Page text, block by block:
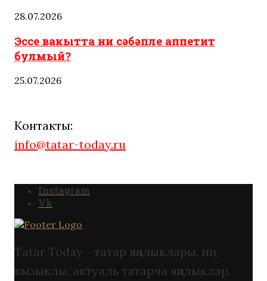
28.07.2026
Эссе вакытта ни сәбәпле аппетит
булмый?
25.07.2026
Контакты:
info@tatar-today.ru
Instagram
Vk
Tatar Today - татар яңалыклары. иң
кызыклы, актуаль татарча яңалыклар.